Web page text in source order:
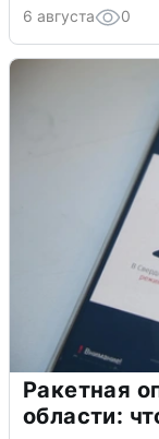
6 августа 0
Ракетная
области: